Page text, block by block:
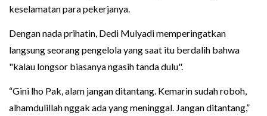
keselamatan para pekerjanya.
Dengan nada prihatin, Dedi Mulyadi memperingatkan
langsung seorang pengelola yang saat itu berdalih bahwa
"kalau longsor biasanya ngasih tanda dulu".
“Gini lho Pak, alam jangan ditantang. Kemarin sudah roboh,
alhamdulillah nggak ada yang meninggal. Jangan ditantang,”